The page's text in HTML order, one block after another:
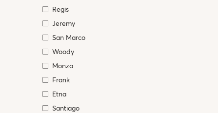
Regis
Jeremy
San Marco
Woody
Monza
Frank
Etna
Santiago